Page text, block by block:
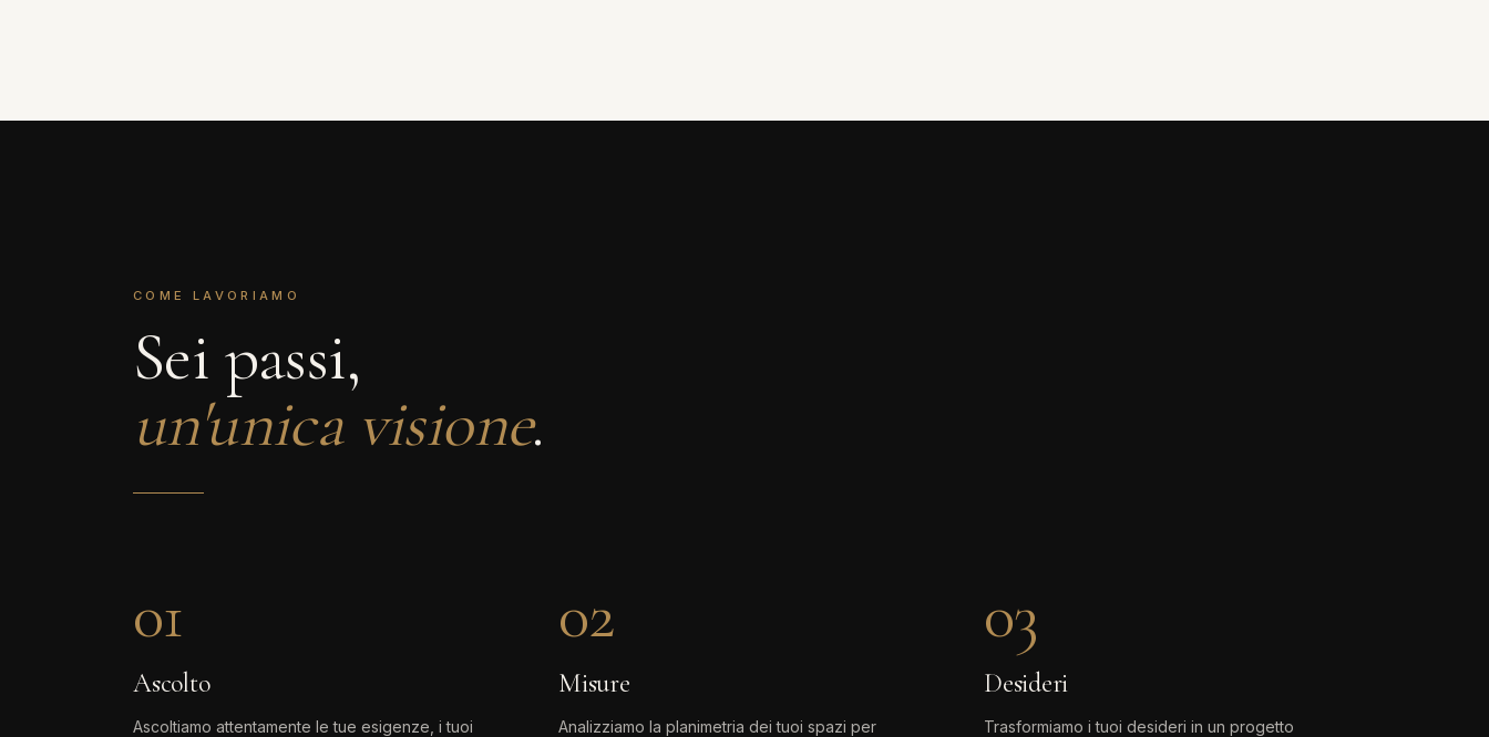
COME LAVORIAMO
Sei passi,
un'unica visione.
01
Ascolto
Ascoltiamo attentamente le tue esigenze, i tuoi
02
Misure
Analizziamo la planimetria dei tuoi spazi per
03
Desideri
Trasformiamo i tuoi desideri in un progetto